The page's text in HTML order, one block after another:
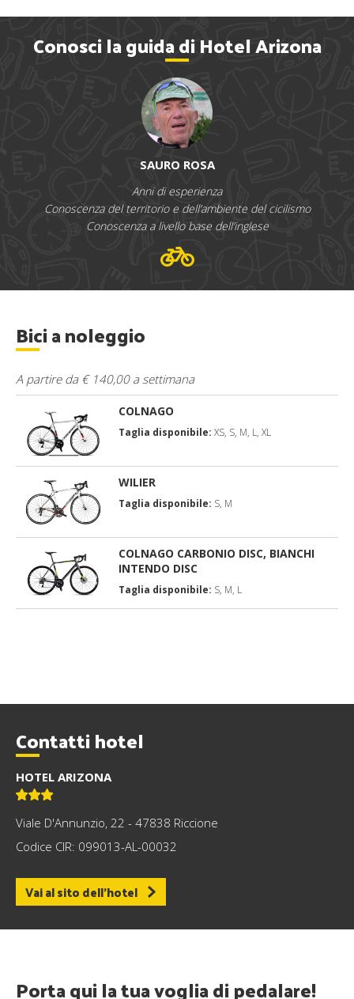
Conosci la guida di Hotel Arizona
SAURO ROSA
Anni di esperienza
Conoscenza del territorio e dell’ambiente del cicilismo
Conoscenza a livello base dell’inglese
Bici a noleggio
A partire da € 140,00 a settimana
COLNAGO
Taglia disponibile: XS, S, M, L, XL
WILIER
Taglia disponibile: S, M
COLNAGO CARBONIO DISC, BIANCHI
INTENDO DISC
Taglia disponibile: S, M, L
Contatti hotel
HOTEL ARIZONA
Viale D'Annunzio, 22 - 47838 Riccione
Codice CIR: 099013-AL-00032
Vai al sito dell'hotel
Porta qui la tua voglia di pedalare!